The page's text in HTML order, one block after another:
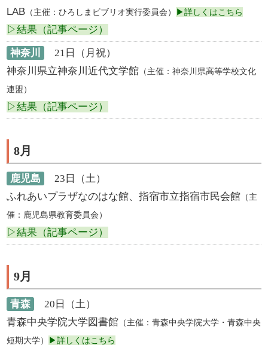
LAB （主催：ひろしまビブリオ実行委員会） ▶詳しくはこちら
▷結果（記事ページ）
神奈川
21日（月祝）
神奈川県立神奈川近代文学館 （主催：神奈川県高等学校文化
連盟）
▷結果（記事ページ）
8月
鹿児島
23日（土）
ふれあいプラザなのはな館、指宿市立指宿市民会館 （主
催：鹿児島県教育委員会）
▷結果（記事ページ）
9月
青森
20日（土）
青森中央学院大学図書館 （主催：青森中央学院大学・青森中央
短期大学）
▶詳しくはこちら